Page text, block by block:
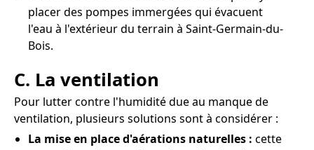
placer des pompes immergées qui évacuent
l'eau à l'extérieur du terrain à Saint-Germain-du-
Bois.
C. La ventilation
Pour lutter contre l'humidité due au manque de
ventilation, plusieurs solutions sont à considérer :
La mise en place d'aérations naturelles : cette